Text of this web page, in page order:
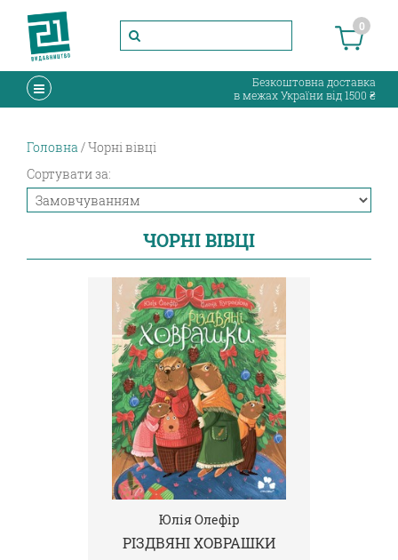
0
Безкоштовна доставка
в межах України від 1500 ₴
Головна Чорні вівці
Сортувати за:
ЧОРНІ ВІВЦІ
Юлія Олефір
РІЗДВЯНІ ХОВРАШКИ